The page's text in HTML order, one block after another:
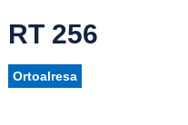
RT 256
Ortoalresa